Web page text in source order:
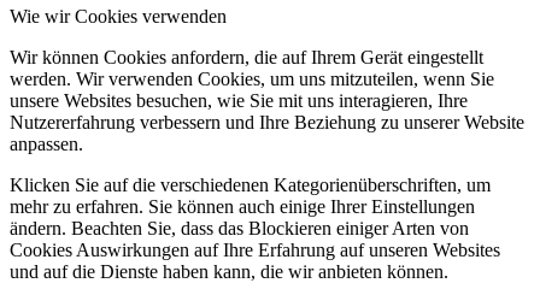
Wie wir Cookies verwenden
Wir können Cookies anfordern, die auf Ihrem Gerät eingestellt
werden. Wir verwenden Cookies, um uns mitzuteilen, wenn Sie
unsere Websites besuchen, wie Sie mit uns interagieren, Ihre
Nutzererfahrung verbessern und Ihre Beziehung zu unserer Website
anpassen.
Klicken Sie auf die verschiedenen Kategorienüberschriften, um
mehr zu erfahren. Sie können auch einige Ihrer Einstellungen
ändern. Beachten Sie, dass das Blockieren einiger Arten von
Cookies Auswirkungen auf Ihre Erfahrung auf unseren Websites
und auf die Dienste haben kann, die wir anbieten können.